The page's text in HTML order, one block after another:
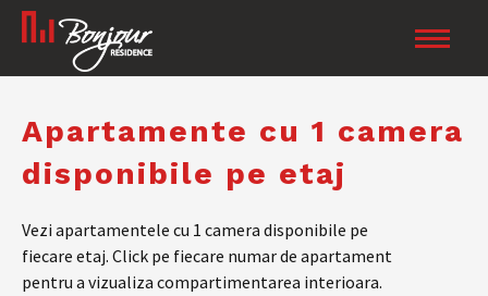
Apartamente cu 1 camera
disponibile pe etaj
Vezi apartamentele cu 1 camera disponibile pe
fiecare etaj. Click pe fiecare numar de apartament
pentru a vizualiza compartimentarea interioara.